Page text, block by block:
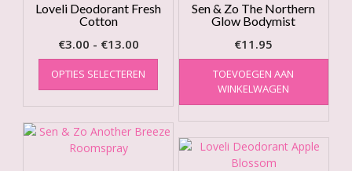
Loveli Deodorant Fresh
Cotton
€3.00 - €13.00Prijsklasse:
€3.00
tot
€13.00
OPTIES SELECTEREN
Dit
heeft
meerdere
variaties.
Deze
Sen & Zo The Northern
Glow Bodymist
€11.95
TOEVOEGEN AAN
WINKELWAGEN